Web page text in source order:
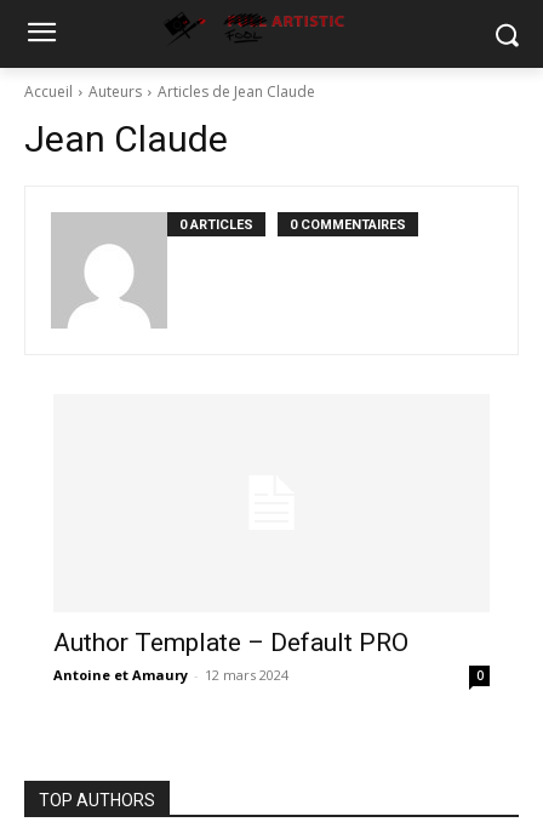
Accueil Auteurs Articles de Jean Claude
Jean Claude
0 ARTICLES 0 COMMENTAIRES
Author Template – Default PRO
Antoine et Amaury - 12 mars 2024 0
TOP AUTHORS